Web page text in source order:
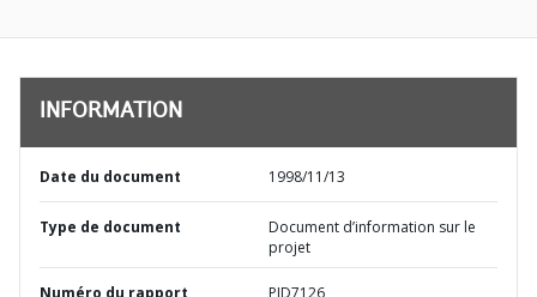
INFORMATION
Date du document 1998/11/13
Type de document
Document d’information sur le
projet
Numéro du rapport PID7126